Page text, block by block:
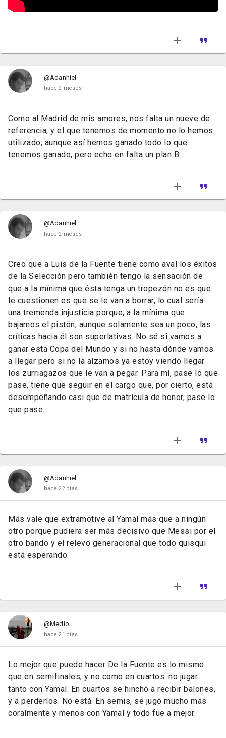
@Adanhiel
hace 2 meses
Como al Madrid de mis amores, nos falta un nueve de
referencia, y el que tenemos de momento no lo hemos
utilizado; aunque así hemos ganado todo lo que
tenemos ganado, pero echo en falta un plan B.
@Adanhiel
hace 2 meses
Creo que a Luis de la Fuente tiene como aval los éxitos
de la Selección pero también tengo la sensación de
que a la mínima que ésta tenga un tropezón no es que
le cuestionen es que se le van a borrar, lo cual sería
una tremenda injusticia porque, a la mínima que
bajamos el pistón, aunque solamente sea un poco, las
críticas hacia él son superlativas. No sé si vamos a
ganar esta Copa del Mundo y si no hasta dónde vamos
a llegar pero si no la alzamos ya estoy viendo llegar
los zurriagazos que le van a pegar. Para mí, pase lo que
pase, tiene que seguir en el cargo que, por cierto, está
desempeñando casi que de matrícula de honor, pase lo
que pase.
@Adanhiel
hace 22 días
Más vale que extramotive al Yamal más que a ningún
otro porque pudiera ser más decisivo que Messi por el
otro bando y el relevo generacional que todo quisqui
está esperando.
@Medio
hace 21 días
Lo mejor que puede hacer De la Fuente es lo mismo
que en semifinales, y no como en cuartos: no jugar
tanto con Yamal. En cuartos se hinchó a recibir balones,
y a perderlos. No está. En semis, se jugó mucho más
coralmente y menos con Yamal y todo fue a mejor.